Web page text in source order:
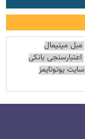
مبل مینیمال
اعتبارسنجی بانکی
سایت یوتوتایمز